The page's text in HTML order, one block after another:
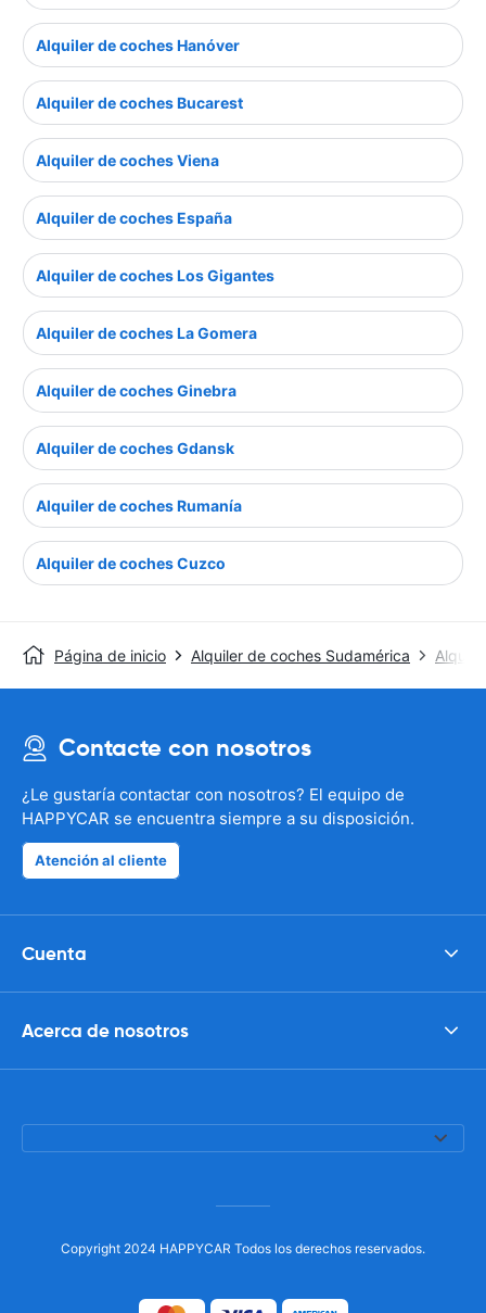
Alquiler de coches Hanóver
Alquiler de coches Bucarest
Alquiler de coches Viena
Alquiler de coches España
Alquiler de coches Los Gigantes
Alquiler de coches La Gomera
Alquiler de coches Ginebra
Alquiler de coches Gdansk
Alquiler de coches Rumanía
Alquiler de coches Cuzco
Página de inicio Alquiler de coches Sudamérica
Contacte con nosotros
¿Le gustaría contactar con nosotros? El equipo de
HAPPYCAR se encuentra siempre a su disposición.
Atención al cliente
Cuenta
Acerca de nosotros
Copyright 2024 HAPPYCAR Todos los derechos reservados.